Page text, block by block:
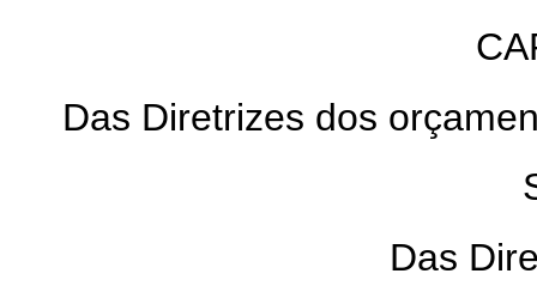
Das Diretrizes dos
Das